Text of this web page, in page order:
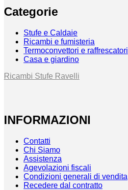
Categorie
Stufe e Caldaie
Ricambi e fumisteria
Termoconvettori e raffrescatori
Casa e giardino
Ricambi Stufe Ravelli
INFORMAZIONI
Contatti
Chi Siamo
Assistenza
Agevolazioni fiscali
Condizioni generali di vendita
Recedere dal contratto